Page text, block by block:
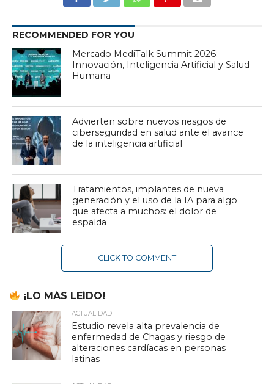
RECOMMENDED FOR YOU
Mercado MediTalk Summit 2026:
Innovación, Inteligencia Artificial y Salud
Humana
Advierten sobre nuevos riesgos de
ciberseguridad en salud ante el avance
de la inteligencia artificial
Tratamientos, implantes de nueva
generación y el uso de la IA para algo
que afecta a muchos: el dolor de
espalda
CLICK TO COMMENT
¡LO MÁS LEÍDO!
ACTUALIDAD
Estudio revela alta prevalencia de
enfermedad de Chagas y riesgo de
alteraciones cardíacas en personas
latinas